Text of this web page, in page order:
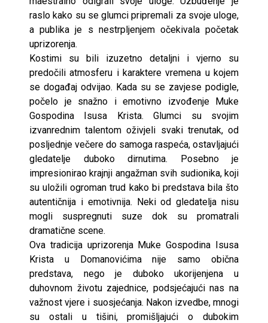
raslo kako su se glumci pripremali za svoje uloge,
a publika je s nestrpljenjem očekivala početak
uprizorenja.
Kostimi su bili izuzetno detaljni i vjerno su
predočili atmosferu i karaktere vremena u kojem
se događaj odvijao. Kada su se zavjese podigle,
počelo je snažno i emotivno izvođenje Muke
Gospodina Isusa Krista. Glumci su svojim
izvanrednim talentom oživjeli svaki trenutak, od
posljednje večere do samoga raspeća, ostavljajući
gledatelje duboko dirnutima. Posebno je
impresionirao krajnji angažman svih sudionika, koji
su uložili ogroman trud kako bi predstava bila što
autentičnija i emotivnija. Neki od gledatelja nisu
mogli suspregnuti suze dok su promatrali
dramatične scene.
Ova tradicija uprizorenja Muke Gospodina Isusa
Krista u Domanovićima nije samo obična
predstava, nego je duboko ukorijenjena u
duhovnom životu zajednice, podsjećajući nas na
važnost vjere i suosjećanja. Nakon izvedbe, mnogi
su ostali u tišini, promišljajući o dubokim